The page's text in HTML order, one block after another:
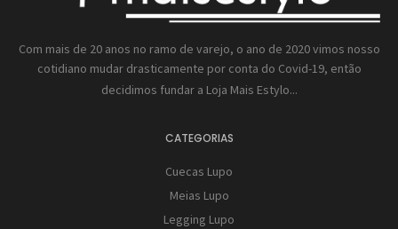
Com mais de 20 anos no ramo de varejo, o ano de 2020 vimos nosso
cotidiano mudar drasticamente por conta do Covid-19, então
decidimos fundar a Loja Mais Estylo...
CATEGORIAS
Cuecas Lupo
Meias Lupo
Legging Lupo